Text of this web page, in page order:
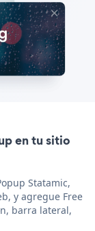
en tu sitio
Statamic,
y agregue Free
barra lateral,